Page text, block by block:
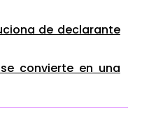
de declarante
convierte en una